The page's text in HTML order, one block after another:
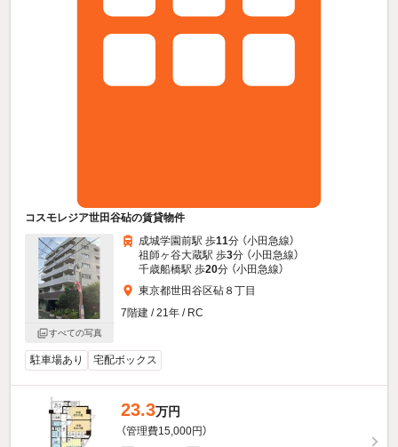
コスモレジア世田谷砧の賃貸物件
すべての写真
成城学園前駅 歩11分 （小田急線）
祖師ヶ谷大蔵駅 歩3分 （小田急線）
千歳船橋駅 歩20分 （小田急線）
東京都世田谷区砧８丁目
7階建 / 21年 / RC
駐車場あり 宅配ボックス
23.3万円
（管理費15,000円）